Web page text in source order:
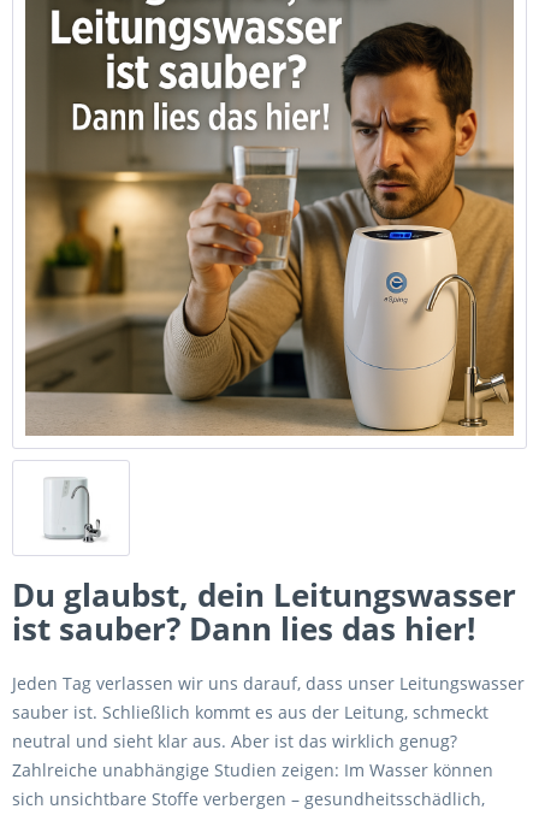
Du glaubst, dein Leitungswasser
ist sauber? Dann lies das hier!
Jeden Tag verlassen wir uns darauf, dass unser Leitungswasser
sauber ist. Schließlich kommt es aus der Leitung, schmeckt
neutral und sieht klar aus. Aber ist das wirklich genug?
Zahlreiche unabhängige Studien zeigen: Im Wasser können
sich unsichtbare Stoffe verbergen – gesundheitsschädlich,